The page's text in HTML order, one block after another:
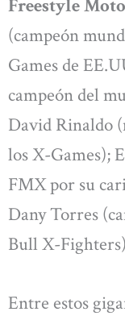
Freestyle
(campeón
Games de
campeón del
David Rinaldo
los X-Games);
FMX por su
Dany Torres
Bull X-
Entre estos